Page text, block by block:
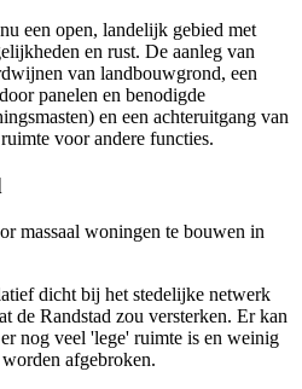
een open, landelijk gebied met
en rust. De aanleg van
van landbouwgrond, een
panelen en benodigde
en een achteruitgang van
voor andere functies.
massaal woningen te bouwen in
dicht bij het stedelijke netwerk
de Randstad zou versterken. Er kan
nog veel 'lege' ruimte is en weinig
afgebroken.